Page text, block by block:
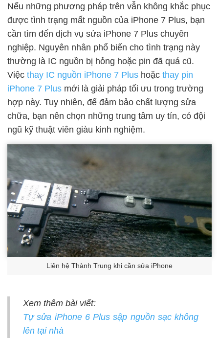
Nếu những phương pháp trên vẫn không khắc phục
được tình trạng mất nguồn của iPhone 7 Plus, bạn
cần tìm đến dịch vụ sửa iPhone 7 Plus chuyên
nghiệp. Nguyên nhân phổ biến cho tình trạng này
thường là IC nguồn bị hỏng hoặc pin đã quá cũ.
Việc thay IC nguồn iPhone 7 Plus hoặc thay pin
iPhone 7 Plus mới là giải pháp tối ưu trong trường
hợp này. Tuy nhiên, để đảm bảo chất lượng sửa
chữa, bạn nên chọn những trung tâm uy tín, có đội
ngũ kỹ thuật viên giàu kinh nghiệm.
Liên hệ Thành Trung khi cần sửa iPhone
Xem thêm bài viết:
Tự sửa iPhone 6 Plus sập nguồn sạc không
lên tại nhà